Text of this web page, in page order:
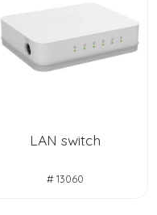
LAN switch
# 13060